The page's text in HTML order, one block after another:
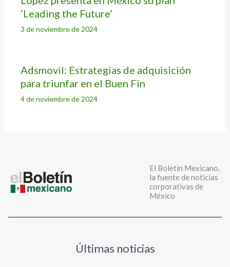
‘Leading the Future’
3 de noviembre de 2024
Adsmovil: Estrategias de adquisición
para triunfar en el Buen Fin
4 de noviembre de 2024
El Boletín Mexicano,
la fuente de noticias
corporativas de
México
Últimas noticias